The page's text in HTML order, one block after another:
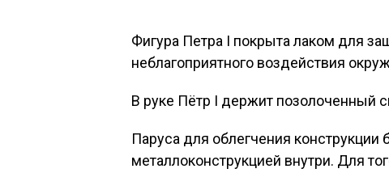
Фигура Петра I покрыта лаком для
неблагоприятного воздействия
В руке Пётр I держит позолоченный
Паруса для облегчения
металлоконструкцией внутри. Для